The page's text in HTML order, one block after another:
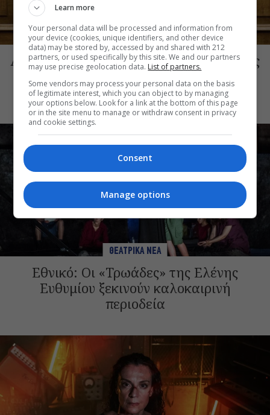
ΘΕΑΤΡΙΚΑ ΝΕΑ
Αλλά αυτοί είστε: Η νέα παράσταση της
Σοφίας Μουτίδου το φθινόπωρο στο
Μικρό Παλλάς
ΘΕΑΤΡΙΚΑ ΝΕΑ
Εθνικό: Οι «Τρωάδες» της Ελένης
Ευθυμίου ξεκινούν καλοκαιρινή
περιοδεία
Learn more
Your personal data will be processed and information from
your device (cookies, unique identifiers, and other device
data) may be stored by, accessed by and shared with 212
partners, or used specifically by this site. We and our partners
may use precise geolocation data. List of partners.
Some vendors may process your personal data on the basis
of legitimate interest, which you can object to by managing
your options below. Look for a link at the bottom of this page
or in the site menu to manage or withdraw consent in privacy
and cookie settings.
Consent
Manage options